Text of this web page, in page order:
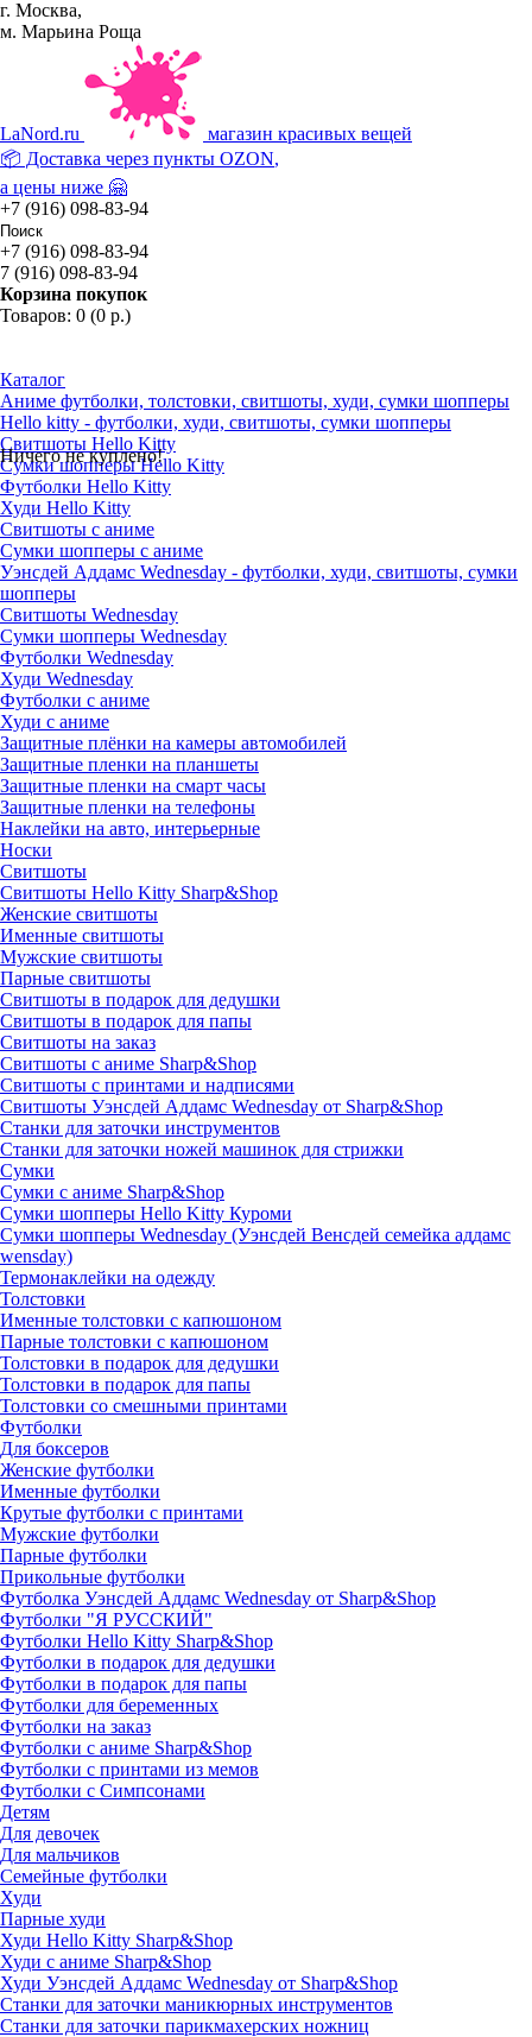
г. Москва,
м. Марьина Роща
LaNord.ru
магазин красивых вещей
📦 Доставка через пункты OZON,
а цены ниже 🤗
+7 (916) 098-83-94
+7 (916) 098-83-94
7 (916) 098-83-94
Корзина покупок
Товаров: 0 (0 р.)
Ничего не куплено!
Каталог
Аниме футболки, толстовки, свитшоты, худи, сумки шопперы
Hello kitty - футболки, худи, свитшоты, сумки шопперы
Свитшоты Hello Kitty
Сумки шопперы Hello Kitty
Футболки Hello Kitty
Худи Hello Kitty
Свитшоты с аниме
Сумки шопперы с аниме
Уэнсдей Аддамс Wednesday - футболки, худи, свитшоты, сумки
шопперы
Свитшоты Wednesday
Сумки шопперы Wednesday
Футболки Wednesday
Худи Wednesday
Футболки с аниме
Худи с аниме
Защитные плёнки на камеры автомобилей
Защитные пленки на планшеты
Защитные пленки на смарт часы
Защитные пленки на телефоны
Наклейки на авто, интерьерные
Носки
Свитшоты
Cвитшоты Hello Kitty Sharp&Shop
Женские свитшоты
Именные свитшоты
Мужские свитшоты
Парные свитшоты
Свитшоты в подарок для дедушки
Свитшоты в подарок для папы
Свитшоты на заказ
Свитшоты с аниме Sharp&Shop
Свитшоты с принтами и надписями
Свитшоты Уэнсдей Аддамс Wednesday от Sharp&Shop
Станки для заточки инструментов
Станки для заточки ножей машинок для стрижки
Сумки
Сумки с аниме Sharp&Shop
Сумки шопперы Hello Kitty Куроми
Сумки шопперы Wednesday (Уэнсдей Венсдей семейка аддамс
wensday)
Термонаклейки на одежду
Толстовки
Именные толстовки с капюшоном
Парные толстовки с капюшоном
Толстовки в подарок для дедушки
Толстовки в подарок для папы
Толстовки со смешными принтами
Футболки
Для боксеров
Женские футболки
Именные футболки
Крутые футболки с принтами
Мужские футболки
Парные футболки
Прикольные футболки
Футболка Уэнсдей Аддамс Wednesday от Sharp&Shop
Футболки "Я РУССКИЙ"
Футболки Hello Kitty Sharp&Shop
Футболки в подарок для дедушки
Футболки в подарок для папы
Футболки для беременных
Футболки на заказ
Футболки с аниме Sharp&Shop
Футболки с принтами из мемов
Футболки с Симпсонами
Детям
Для девочек
Для мальчиков
Семейные футболки
Худи
Парные худи
Худи Hello Kitty Sharp&Shop
Худи с аниме Sharp&Shop
Худи Уэнсдей Аддамс Wednesday от Sharp&Shop
Станки для заточки маникюрных инструментов
Станки для заточки парикмахерских ножниц